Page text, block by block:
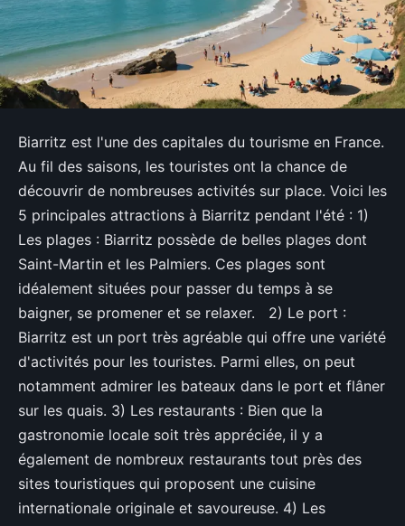
Biarritz est l'une des capitales du tourisme en France.
Au fil des saisons, les touristes ont la chance de
découvrir de nombreuses activités sur place. Voici les
5 principales attractions à Biarritz pendant l'été : 1)
Les plages : Biarritz possède de belles plages dont
Saint-Martin et les Palmiers. Ces plages sont
idéalement situées pour passer du temps à se
baigner, se promener et se relaxer. 2) Le port :
Biarritz est un port très agréable qui offre une variété
d'activités pour les touristes. Parmi elles, on peut
notamment admirer les bateaux dans le port et flâner
sur les quais. 3) Les restaurants : Bien que la
gastronomie locale soit très appréciée, il y a
également de nombreux restaurants tout près des
sites touristiques qui proposent une cuisine
internationale originale et savoureuse. 4) Les